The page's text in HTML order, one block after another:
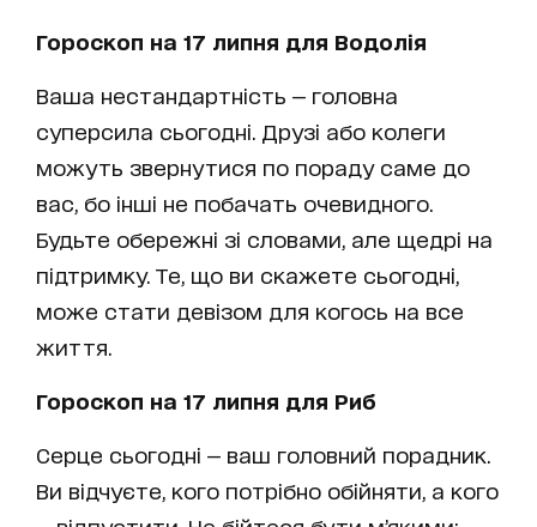
Гороскоп на 17 липня для Водолія
Ваша нестандартність — головна
суперсила сьогодні. Друзі або колеги
можуть звернутися по пораду саме до
вас, бо інші не побачать очевидного.
Будьте обережні зі словами, але щедрі на
підтримку. Те, що ви скажете сьогодні,
може стати девізом для когось на все
життя.
Гороскоп на 17 липня для Риб
Серце сьогодні — ваш головний порадник.
Ви відчуєте, кого потрібно обійняти, а кого